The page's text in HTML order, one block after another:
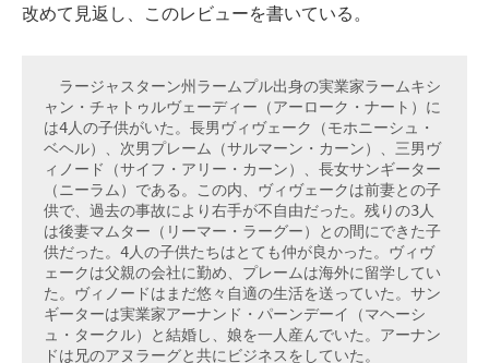
改めて見返し、このレビューを書いている。
ラージャスターン州ラームプル出身の実業家ラームキシ
ャン・チャトゥルヴェーディー（アーローク・ナート）に
は4人の子供がいた。長男ヴィヴェーク（モホニーシュ・
ベヘル）、次男プレーム（サルマーン・カーン）、三男ヴ
ィノード（サイフ・アリー・カーン）、長女サンギーター
（ニーラム）である。この内、ヴィヴェークは前妻との子
供で、過去の事故により右手が不自由だった。残りの3人
は後妻マムター（リーマー・ラーグー）との間にできた子
供だった。4人の子供たちはとても仲が良かった。ヴィヴ
ェークは父親の会社に勤め、プレームは海外に留学してい
た。ヴィノードはまだ悠々自適の生活を送っていた。サン
ギーターは実業家アーナンド・パーンデーイ（マヘーシ
ュ・タークル）と結婚し、娘を一人産んでいた。アーナン
ドは兄のアヌラーグと共にビジネスをしていた。